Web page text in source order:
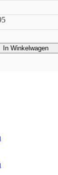
In Winkelwagen